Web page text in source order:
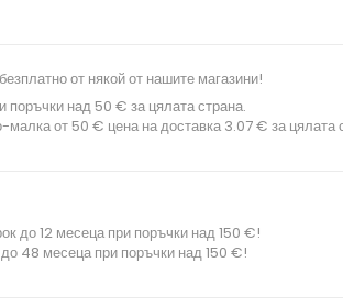
от някой от нашите магазини!
поръчки над 50 € за цялата страна.
малка от 50 € цена на доставка 3.07 € за цялата
до 12 месеца при поръчки над 150 €!
48 месеца при поръчки над 150 €!